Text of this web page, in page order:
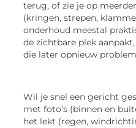
terug, of zie je op
(kringen, strepen,
onderhoud meestal
de zichtbare plek
die later opnieuw
Wil je snel een gericht
met foto’s (binnen en
het lekt (regen,